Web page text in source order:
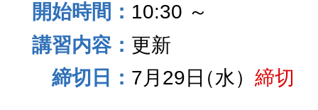
10:30 ～
更新
7月29日（水） 締切